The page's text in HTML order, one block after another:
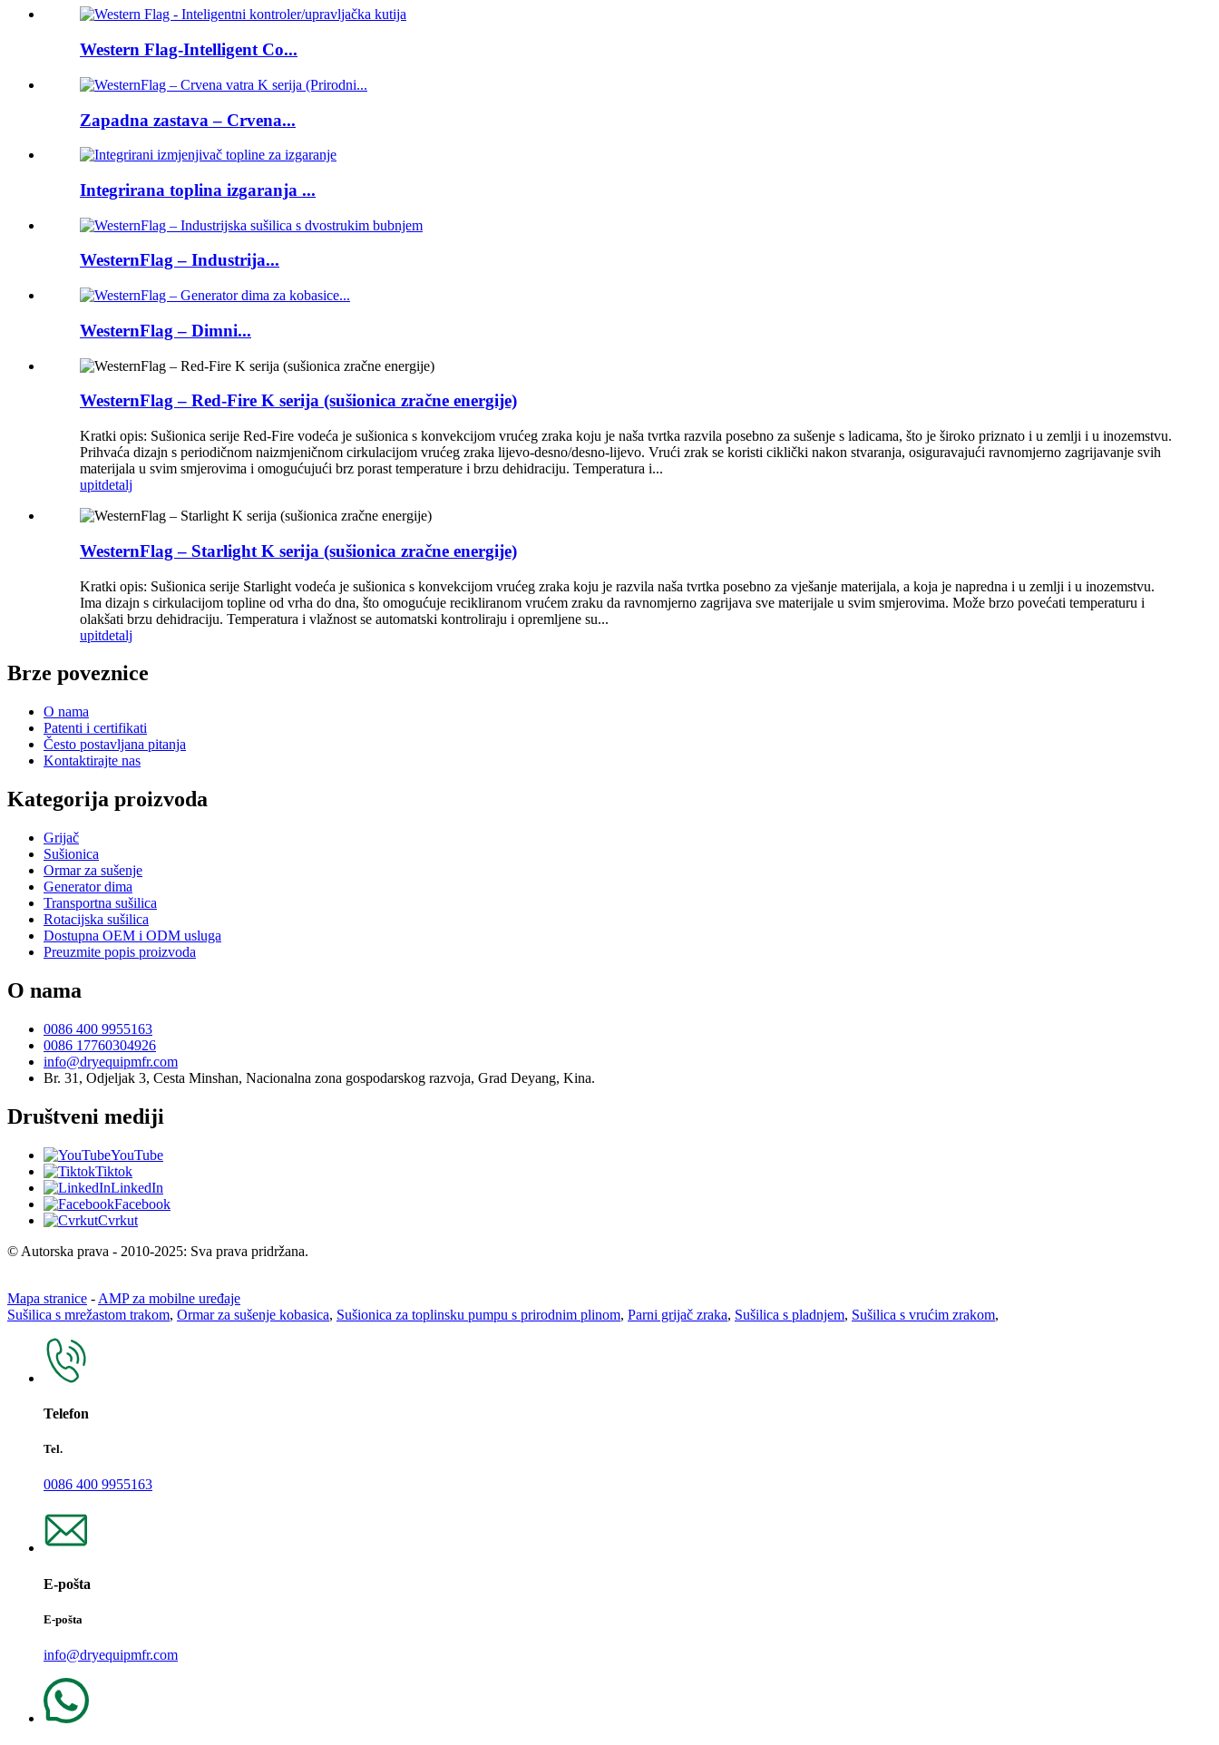
Western Flag-Intelligent Co...
Zapadna zastava – Crvena...
Integrirana toplina izgaranja ...
WesternFlag – Industrija...
WesternFlag – Dimni...
WesternFlag – Red-Fire K serija (sušionica zračne energije)
Kratki opis: Sušionica serije Red-Fire vodeća je sušionica s konvekcijom vrućeg zraka koju je naša tvrtka razvila posebno za sušenje s ladicama, što je široko priznato i u zemlji i u inozemstvu.
Prihvaća dizajn s periodičnom naizmjeničnom cirkulacijom vrućeg zraka lijevo-desno/desno-lijevo. Vrući zrak se koristi ciklički nakon stvaranja, osiguravajući ravnomjerno zagrijavanje svih
materijala u svim smjerovima i omogućujući brz porast temperature i brzu dehidraciju. Temperatura i...
upitdetalj
WesternFlag – Starlight K serija (sušionica zračne energije)
Kratki opis: Sušionica serije Starlight vodeća je sušionica s konvekcijom vrućeg zraka koju je razvila naša tvrtka posebno za vješanje materijala, a koja je napredna i u zemlji i u inozemstvu.
Ima dizajn s cirkulacijom topline od vrha do dna, što omogućuje recikliranom vrućem zraku da ravnomjerno zagrijava sve materijale u svim smjerovima. Može brzo povećati temperaturu i
olakšati brzu dehidraciju. Temperatura i vlažnost se automatski kontroliraju i opremljene su...
upitdetalj
Brze poveznice
O nama
Patenti i certifikati
Često postavljana pitanja
Kontaktirajte nas
Kategorija proizvoda
Grijač
Sušionica
Ormar za sušenje
Generator dima
Transportna sušilica
Rotacijska sušilica
Dostupna OEM i ODM usluga
Preuzmite popis proizvoda
O nama
0086 400 9955163
0086 17760304926
info@dryequipmfr.com
Br. 31, Odjeljak 3, Cesta Minshan, Nacionalna zona gospodarskog razvoja, Grad Deyang, Kina.
Društveni mediji
YouTube
Tiktok
LinkedIn
Facebook
Cvrkut
© Autorska prava - 2010-2025: Sva prava pridržana.
Mapa stranice - AMP za mobilne uređaje
Sušilica s mrežastom trakom, Ormar za sušenje kobasica, Sušionica za toplinsku pumpu s prirodnim plinom, Parni grijač zraka, Sušilica s pladnjem, Sušilica s vrućim zrakom,
Telefon
Tel.
0086 400 9955163
E-pošta
E-pošta
info@dryequipmfr.com